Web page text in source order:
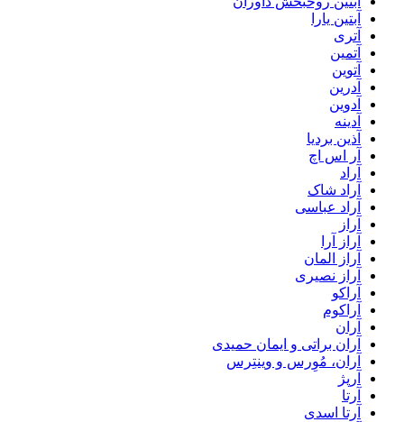
آبتین یارا
آتری
آتمین
آتوین
آدرین
آدوین
آدینه
آذین بردیا
آر اس اچ
آراد
آراد شاک
آراد عباسی
آراز
آراز آرا
آراز المان
آراز نصیری
آراکو
آراکوم
آران
آران براتی و ایمان حمیدی
آران، مُوِرس و وینتِرس
آرپژ
آرتا
آرتا اسدی